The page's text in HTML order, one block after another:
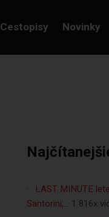
Cestopisy Novinky
LAST MINUTE
Santorini,… 1 816x